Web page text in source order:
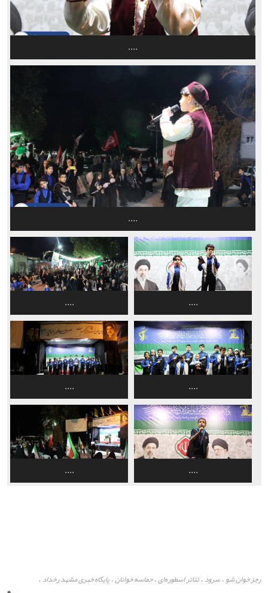
....
....
.... ....
.... ....
.... ....
رجز خوان شو،سرود ،تئاتر اسطوره‌ای،حماسه خوانان،پایگاه خبری مشهد رخداد ،